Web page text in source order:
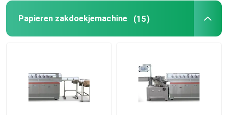
document snijmachine rewinder machine
Papieren zakdoekjemachine (15)